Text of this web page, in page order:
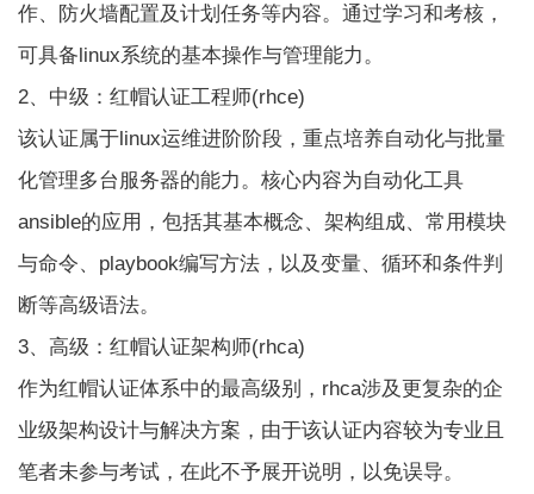
作、防火墙配置及计划任务等内容。通过学习和考核，
可具备linux系统的基本操作与管理能力。
2、中级：红帽认证工程师(rhce)
该认证属于linux运维进阶阶段，重点培养自动化与批量
化管理多台服务器的能力。核心内容为自动化工具
ansible的应用，包括其基本概念、架构组成、常用模块
与命令、playbook编写方法，以及变量、循环和条件判
断等高级语法。
3、高级：红帽认证架构师(rhca)
作为红帽认证体系中的最高级别，rhca涉及更复杂的企
业级架构设计与解决方案，由于该认证内容较为专业且
笔者未参与考试，在此不予展开说明，以免误导。